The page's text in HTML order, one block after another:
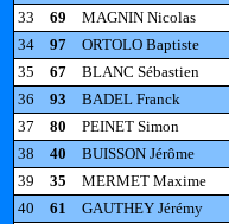
33
69 MAGNIN Nicolas
34
97 ORTOLO Baptiste
35
67 BLANC Sébastien
36
93 BADEL Franck
37
80 PEINET Simon
38
40 BUISSON Jérôme
39
35 MERMET Maxime
40
61 GAUTHEY Jérémy